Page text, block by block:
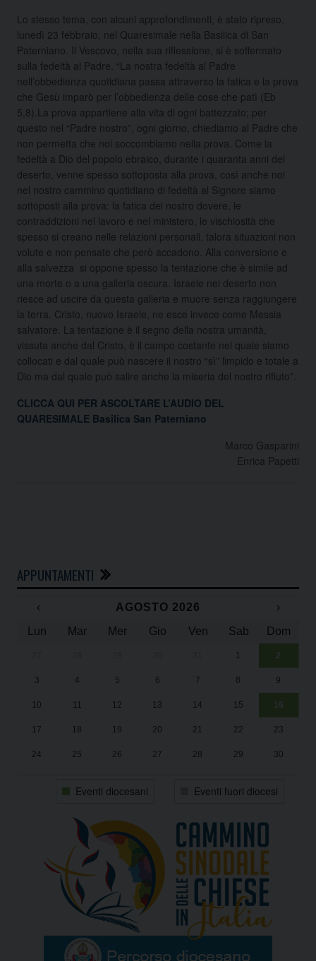
Lo stesso tema, con alcuni approfondimenti, è stato ripreso,
lunedì 23 febbraio, nel Quaresimale nella Basilica di San
Paterniano. Il Vescovo, nella sua riflessione, si è soffermato
sulla fedeltà al Padre. “La nostra fedeltà al Padre
nell’obbedienza quotidiana passa attraverso la fatica e la prova
che Gesù imparò per l’obbedienza delle cose che patì (Eb
5,8).La prova appartiene alla vita di ogni battezzato; per
questo nel “Padre nostro”, ogni giorno, chiediamo al Padre che
non permetta che noi soccombiamo nella prova. Come la
fedeltà a Dio del popolo ebraico, durante i quaranta anni del
deserto, venne spesso sottoposta alla prova, così anche noi
nel nostro cammino quotidiano di fedeltà al Signore siamo
sottoposti alla prova: la fatica del nostro dovere, le
contraddizioni nel lavoro e nel ministero, le vischiosità che
spesso si creano nelle relazioni personali, talora situazioni non
volute e non pensate che però accadono. Alla conversione e
alla salvezza si oppone spesso la tentazione che è simile ad
una morte o a una galleria oscura. Israele nel deserto non
riesce ad uscire da questa galleria e muore senza raggiungere
la terra. Cristo, nuovo Israele, ne esce invece come Messia
salvatore. La tentazione è il segno della nostra umanità,
vissuta anche dal Cristo, è il campo costante nel quale siamo
collocati e dal quale può nascere il nostro “sì” limpido e totale a
Dio ma dal quale può salire anche la miseria del nostro rifiuto”.
CLICCA QUI PER ASCOLTARE L’AUDIO DEL
QUARESIMALE Basilica San Paterniano
Marco Gasparini
Enrica Papetti
APPUNTAMENTI
‹ AGOSTO 2026
›
Lun
Mar Mer Gio Ven Sab Dom
1 2
3 4 5 6 7 8 9
10 11 12 13 14 15 16
17 18 19 20 21 22 23
24 25 26 27 28 29 30
Eventi diocesani Eventi fuori diocesi